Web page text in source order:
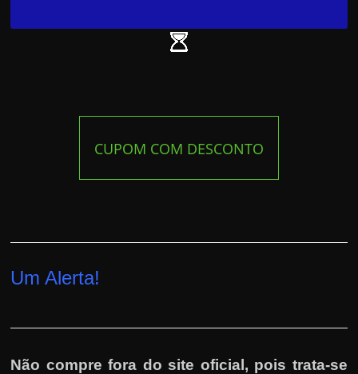
CUPOM COM DESCONTO
Um Alerta!
Não compre fora do site oficial, pois trata-se